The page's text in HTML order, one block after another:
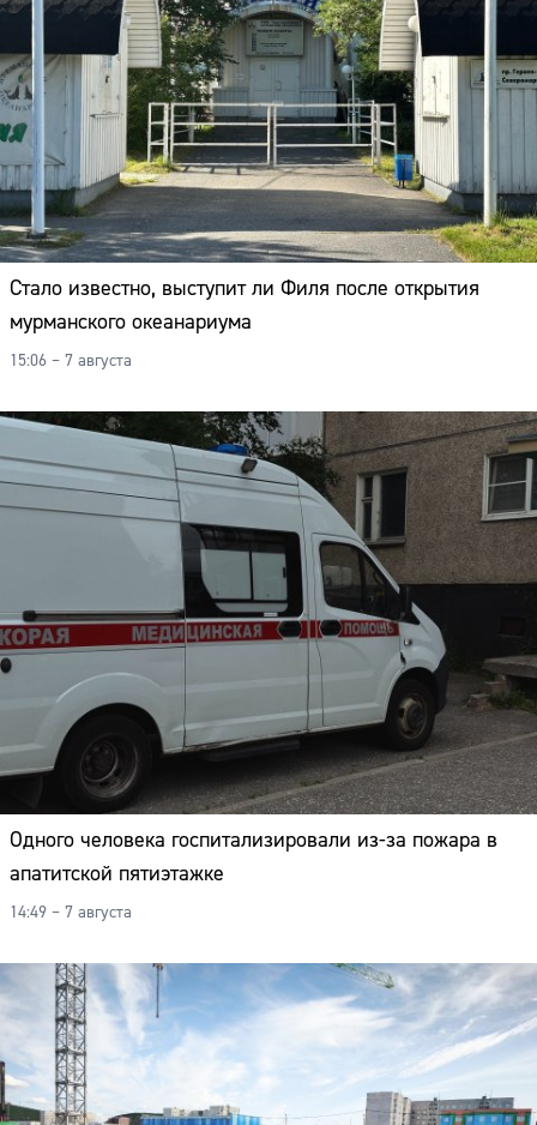
Стало известно, выступит ли Филя после открытия
мурманского океанариума
15:06 – 7 августа
Одного человека госпитализировали из-за пожара в
апатитской пятиэтажке
14:49 – 7 августа
Сайт: